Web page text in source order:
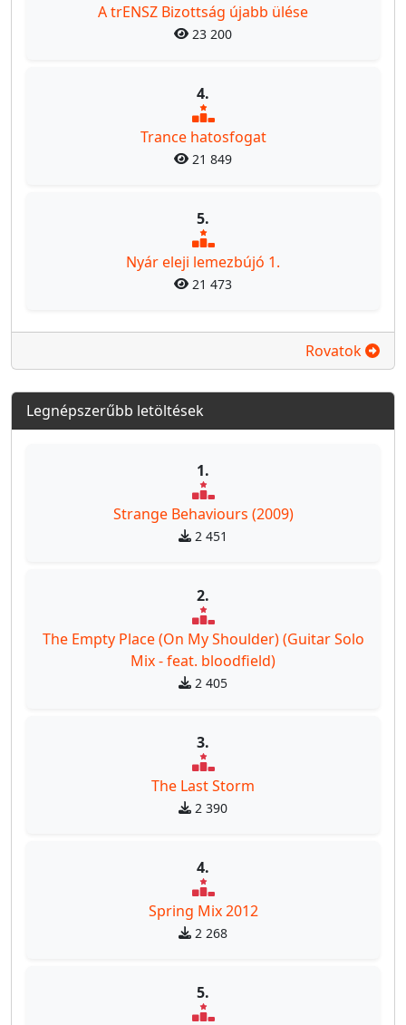
A trENSZ Bizottság újabb ülése
23 200
4.
Trance hatosfogat
21 849
5.
Nyár eleji lemezbújó 1.
21 473
Rovatok
Legnépszerűbb letöltések
1.
Strange Behaviours (2009)
2 451
2.
The Empty Place (On My Shoulder) (Guitar Solo
Mix - feat. bloodfield)
2 405
3.
The Last Storm
2 390
4.
Spring Mix 2012
2 268
5.